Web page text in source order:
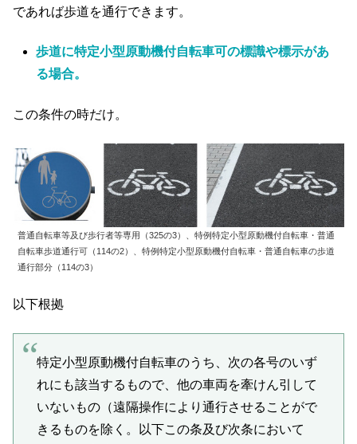
であれば歩道を通行できます。
歩道に特定小型原動機付自転車可の標識や標示があ
る場合。
この条件の時だけ。
普通自転車等及び歩行者等専用（325の3）、特例特定小型原動機付自転車・普通
自転車歩道通行可（114の2）、特例特定小型原動機付自転車・普通自転車の歩道
通行部分（114の3）
以下根拠
特定小型原動機付自転車のうち、次の各号のいず
れにも該当するもので、他の車両を牽けん引して
いないもの（遠隔操作により通行させることがで
きるものを除く。以下この条及び次条において